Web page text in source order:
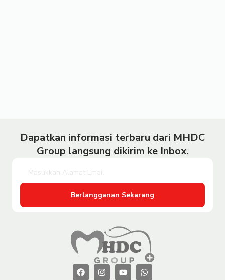
Dapatkan informasi terbaru dari MHDC
Group langsung dikirim ke Inbox.
Berlangganan Sekarang